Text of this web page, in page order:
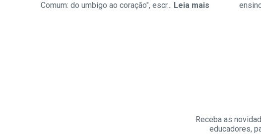
Comum: do umbigo ao coração", escr... Leia mais
Receba as
educadores,